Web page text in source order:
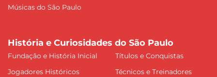
Músicas do São Paulo
História e Curiosidades do São Paulo
Fundação e História Inicial
Títulos e Conquistas
Jogadores Históricos
Técnicos e Treinadores